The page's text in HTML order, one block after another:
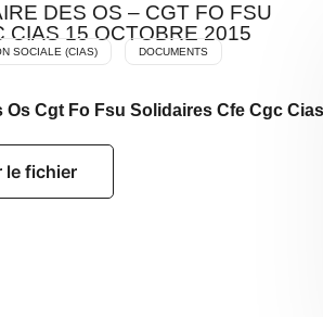
DES OS – CGT FO FSU
CIAS 15 OCTOBRE 2015
SOCIALE (CIAS) DOCUMENTS
Cgt Fo Fsu Solidaires Cfe Cgc Cias
le fichier